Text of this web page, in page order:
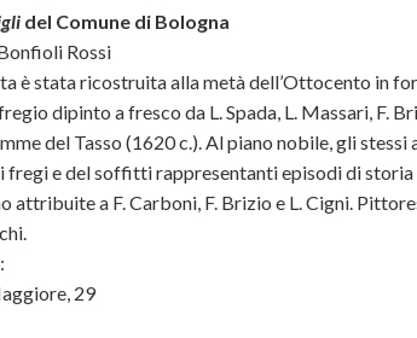
del Comune di Bologna
Rossi
è stata ricostruita alla metà dell’Ottocento in
dipinto a fresco da L. Spada, L. Massari, F.
del Tasso (1620 c.). Al piano nobile, gli
fregi e del soffitti rappresentanti episodi di
attribuite a F. Carboni, F. Brizio e L. Cigni.
29